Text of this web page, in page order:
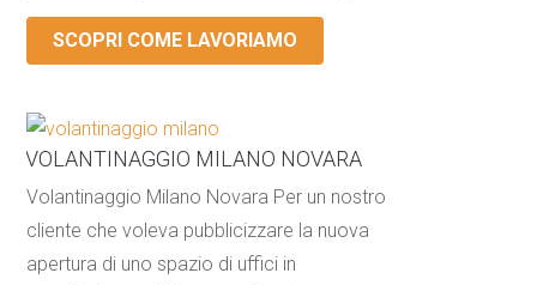
SCOPRI COME LAVORIAMO
VOLANTINAGGIO MILANO NOVARA
Volantinaggio Milano Novara Per un nostro
cliente che voleva pubblicizzare la nuova
apertura di uno spazio di uffici in